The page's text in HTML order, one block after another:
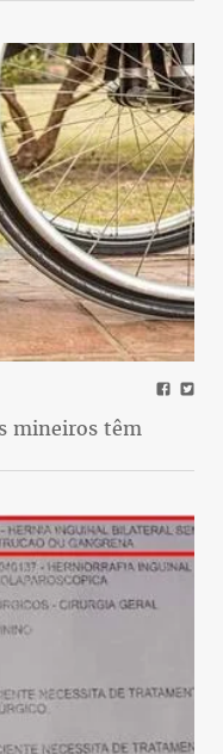
mineiros têm